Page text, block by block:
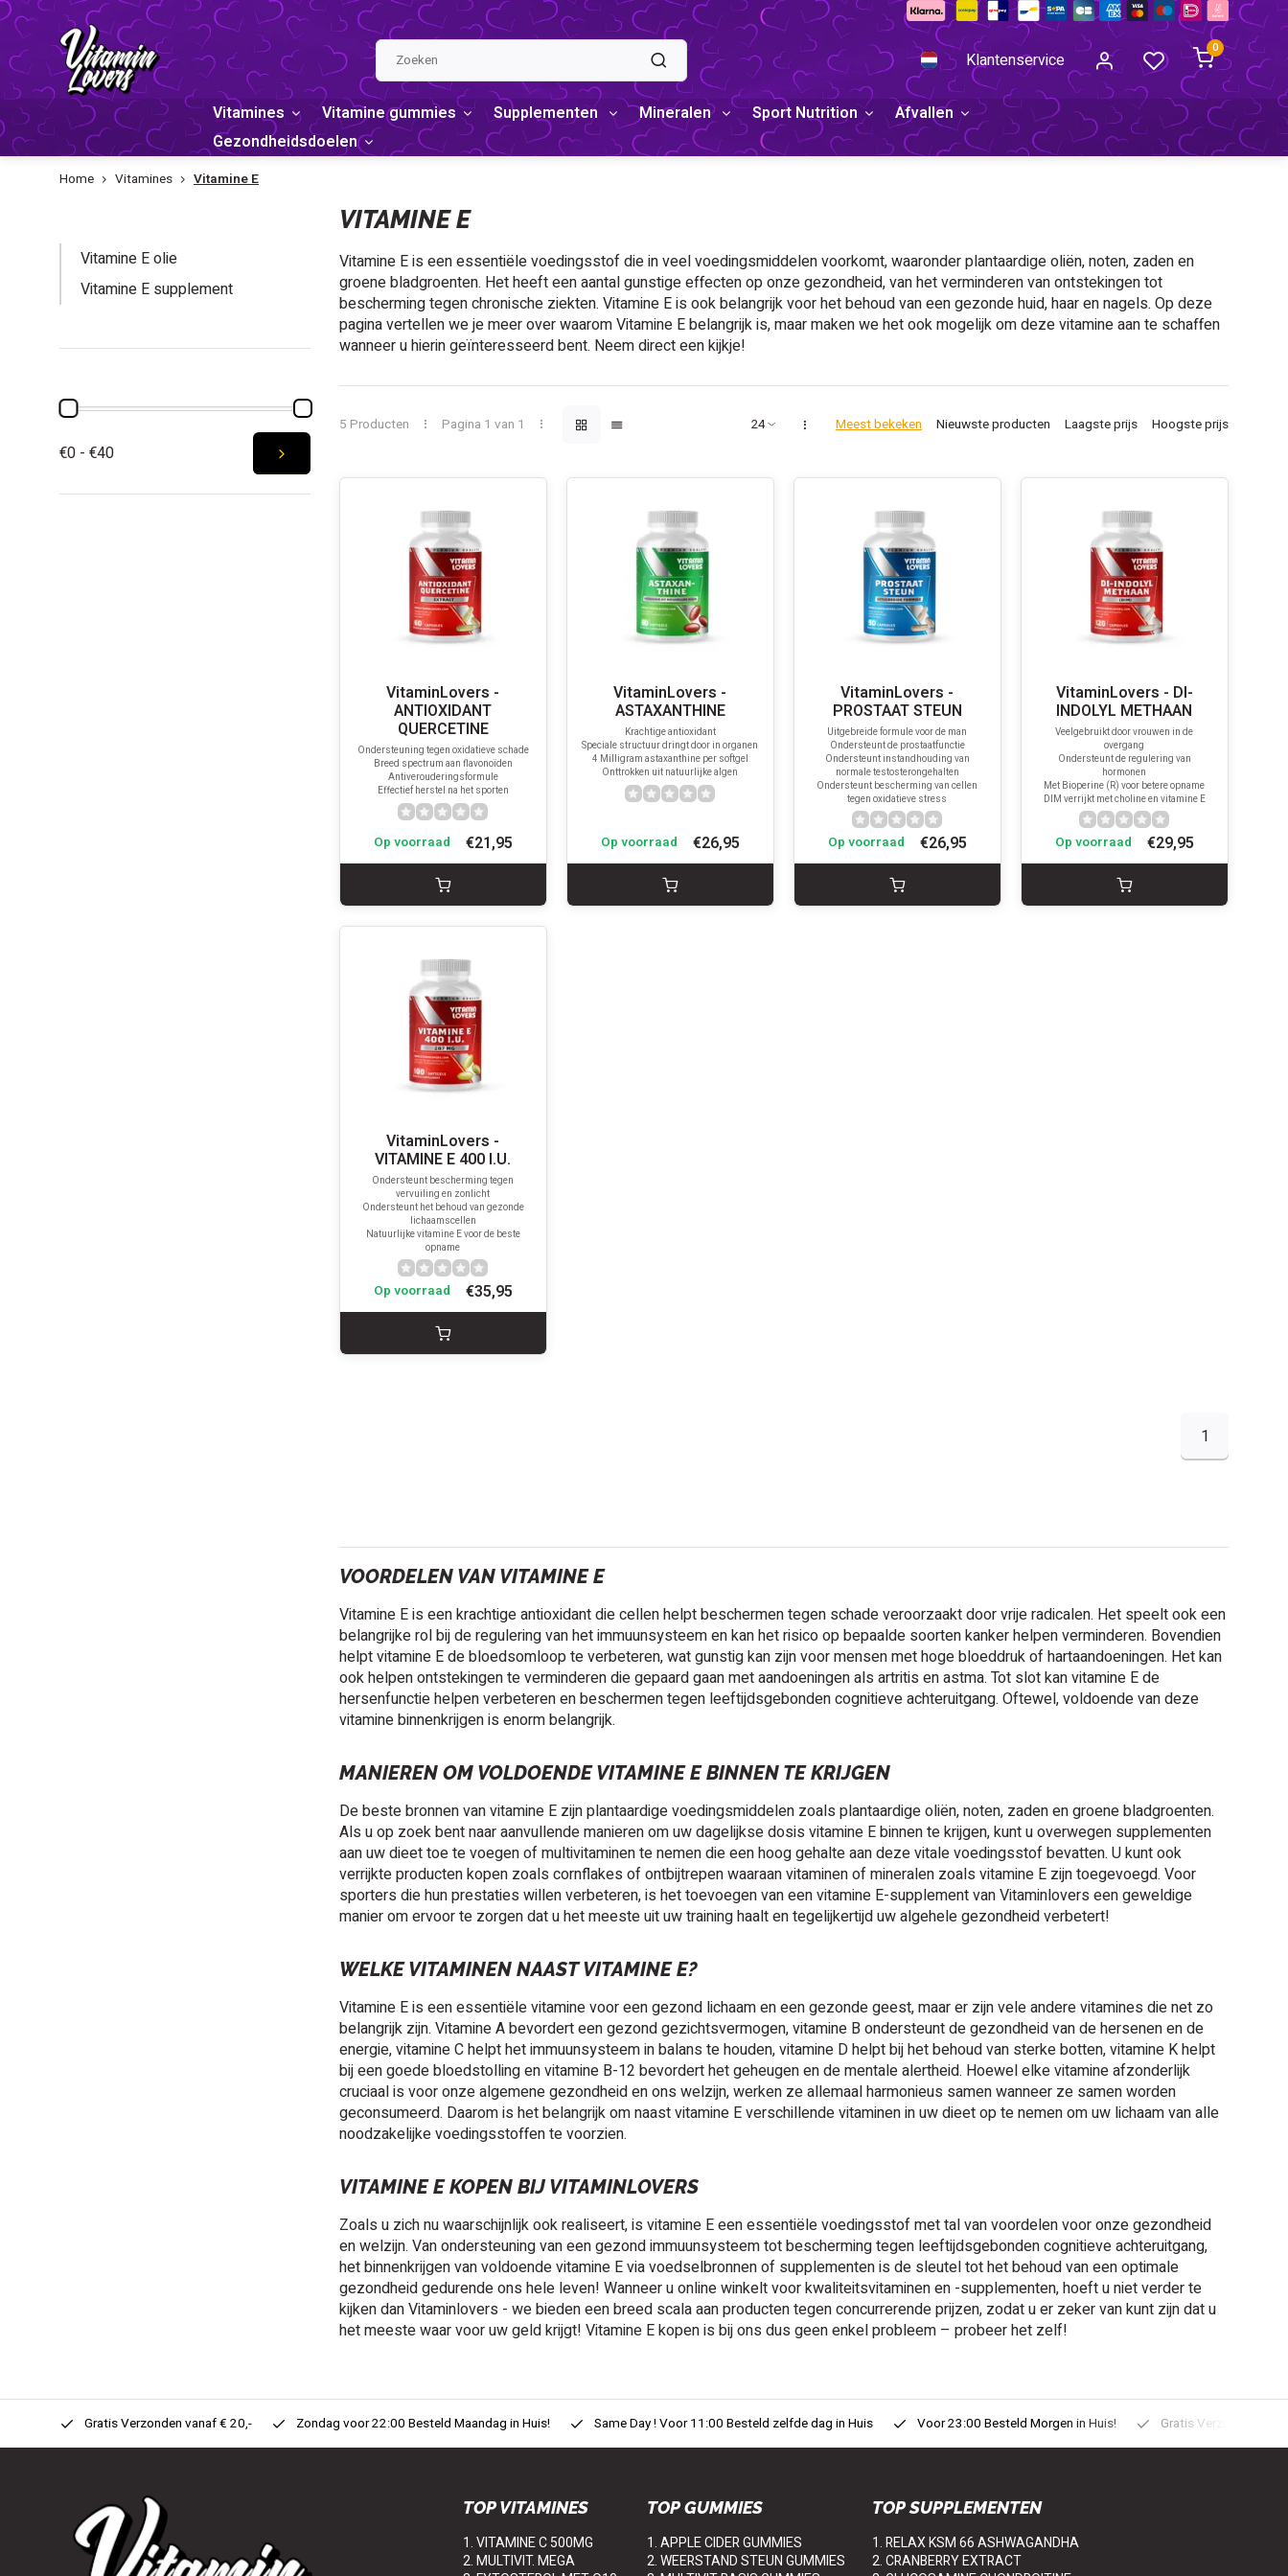
Klantenservice
0
Vitamines Vitamine gummies Supplementen Mineralen Sport Nutrition
Afvallen
Gezondheidsdoelen
Home Vitamines Vitamine E
Vitamine E olie
Vitamine E supplement
€0 - €40
VITAMINE E
Vitamine E is een essentiële voedingsstof die in veel voedingsmiddelen voorkomt, waaronder plantaardige oliën, noten, zaden en
groene bladgroenten. Het heeft een aantal gunstige effecten op onze gezondheid, van het verminderen van ontstekingen tot
bescherming tegen chronische ziekten. Vitamine E is ook belangrijk voor het behoud van een gezonde huid, haar en nagels. Op deze
pagina vertellen we je meer over waarom Vitamine E belangrijk is, maar maken we het ook mogelijk om deze vitamine aan te schaffen
wanneer u hierin geïnteresseerd bent. Neem direct een kijkje!
5 Producten Pagina 1 van 1 Meest bekeken Nieuwste producten Laagste prijs Hoogste prijs
VitaminLovers -
ANTIOXIDANT
QUERCETINE
Ondersteuning tegen oxidatieve schade
Breed spectrum aan flavonoïden
Antiverouderingsformule
Effectief herstel na het sporten
€21,95
Op voorraad
VitaminLovers -
ASTAXANTHINE
Krachtige antioxidant
Speciale structuur dringt door in organen
4 Milligram astaxanthine per softgel
Onttrokken uit natuurlijke algen
€26,95
Op voorraad
VitaminLovers -
PROSTAAT STEUN
Uitgebreide formule voor de man
Ondersteunt de prostaatfunctie
Ondersteunt instandhouding van
normale testosterongehalten
Ondersteunt bescherming van cellen
tegen oxidatieve stress
€26,95
Op voorraad
VitaminLovers - DI-
INDOLYL METHAAN
Veelgebruikt door vrouwen in de
overgang
Ondersteunt de regulering van
hormonen
Met Bioperine (R) voor betere opname
DIM verrijkt met choline en vitamine E
€29,95
Op voorraad
VitaminLovers -
VITAMINE E 400 I.U.
Ondersteunt bescherming tegen
vervuiling en zonlicht
Ondersteunt het behoud van gezonde
lichaamscellen
Natuurlijke vitamine E voor de beste
opname
€35,95
Op voorraad
1
VOORDELEN VAN VITAMINE E
Vitamine E is een krachtige antioxidant die cellen helpt beschermen tegen schade veroorzaakt door vrije radicalen. Het speelt ook een
belangrijke rol bij de regulering van het immuunsysteem en kan het risico op bepaalde soorten kanker helpen verminderen. Bovendien
helpt vitamine E de bloedsomloop te verbeteren, wat gunstig kan zijn voor mensen met hoge bloeddruk of hartaandoeningen. Het kan
ook helpen ontstekingen te verminderen die gepaard gaan met aandoeningen als artritis en astma. Tot slot kan vitamine E de
hersenfunctie helpen verbeteren en beschermen tegen leeftijdsgebonden cognitieve achteruitgang. Oftewel, voldoende van deze
vitamine binnenkrijgen is enorm belangrijk.
MANIEREN OM VOLDOENDE VITAMINE E BINNEN TE KRIJGEN
De beste bronnen van vitamine E zijn plantaardige voedingsmiddelen zoals plantaardige oliën, noten, zaden en groene bladgroenten.
Als u op zoek bent naar aanvullende manieren om uw dagelijkse dosis vitamine E binnen te krijgen, kunt u overwegen supplementen
aan uw dieet toe te voegen of multivitaminen te nemen die een hoog gehalte aan deze vitale voedingsstof bevatten. U kunt ook
verrijkte producten kopen zoals cornflakes of ontbijtrepen waaraan vitaminen of mineralen zoals vitamine E zijn toegevoegd. Voor
sporters die hun prestaties willen verbeteren, is het toevoegen van een vitamine E-supplement van Vitaminlovers een geweldige
manier om ervoor te zorgen dat u het meeste uit uw training haalt en tegelijkertijd uw algehele gezondheid verbetert!
WELKE VITAMINEN NAAST VITAMINE E?
Vitamine E is een essentiële vitamine voor een gezond lichaam en een gezonde geest, maar er zijn vele andere vitamines die net zo
belangrijk zijn. Vitamine A bevordert een gezond gezichtsvermogen, vitamine B ondersteunt de gezondheid van de hersenen en de
energie, vitamine C helpt het immuunsysteem in balans te houden, vitamine D helpt bij het behoud van sterke botten, vitamine K helpt
bij een goede bloedstolling en vitamine B-12 bevordert het geheugen en de mentale alertheid. Hoewel elke vitamine afzonderlijk
cruciaal is voor onze algemene gezondheid en ons welzijn, werken ze allemaal harmonieus samen wanneer ze samen worden
geconsumeerd. Daarom is het belangrijk om naast vitamine E verschillende vitaminen in uw dieet op te nemen om uw lichaam van alle
noodzakelijke voedingsstoffen te voorzien.
VITAMINE E KOPEN BIJ VITAMINLOVERS
Zoals u zich nu waarschijnlijk ook realiseert, is vitamine E een essentiële voedingsstof met tal van voordelen voor onze gezondheid
en welzijn. Van ondersteuning van een gezond immuunsysteem tot bescherming tegen leeftijdsgebonden cognitieve achteruitgang,
het binnenkrijgen van voldoende vitamine E via voedselbronnen of supplementen is de sleutel tot het behoud van een optimale
gezondheid gedurende ons hele leven! Wanneer u online winkelt voor kwaliteitsvitaminen en -supplementen, hoeft u niet verder te
kijken dan Vitaminlovers - we bieden een breed scala aan producten tegen concurrerende prijzen, zodat u er zeker van kunt zijn dat u
het meeste waar voor uw geld krijgt! Vitamine E kopen is bij ons dus geen enkel probleem – probeer het zelf!
Gratis Verzonden vanaf € 20,- Zondag voor 22:00 Besteld Maandag in Huis! Same Day ! Voor 11:00 Besteld zelfde dag in Huis Voor 23:00 Besteld Morgen in Huis! Gratis Verzonden
TOP VITAMINES
1. VITAMINE C 500MG
2. MULTIVIT. MEGA
TOP GUMMIES
1. APPLE CIDER GUMMIES
2. WEERSTAND STEUN GUMMIES
TOP SUPPLEMENTEN
1. RELAX KSM 66 ASHWAGANDHA
2. CRANBERRY EXTRACT